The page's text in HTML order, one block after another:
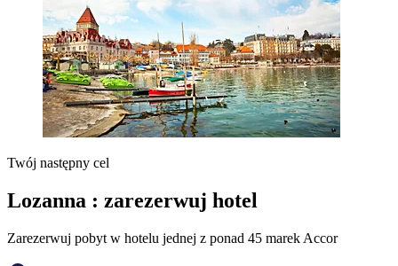
Twój następny cel
Lozanna : zarezerwuj hotel
Zarezerwuj pobyt w hotelu jednej z ponad 45 marek Accor